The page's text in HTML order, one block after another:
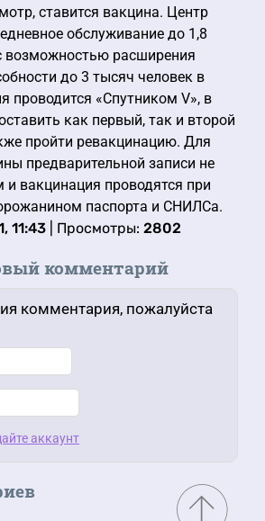
ставится вакцина. Центр
обслуживание до 1,8
возможностью расширения
до 3 тысяч человек в
проводится «Спутником V», в
как первый, так и второй
пройти ревакцинацию. Для
предварительной записи не
и вакцинация проводятся при
паспорта и СНИЛСа.
11:43 | Просмотры: 2802
комментарий
комментария, пожалуйста
аккаунт